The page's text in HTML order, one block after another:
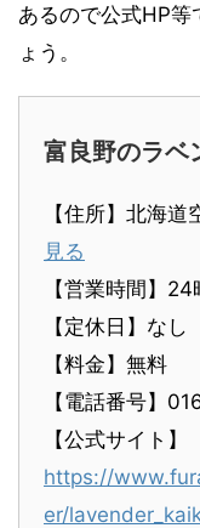
あるので公式HP等
ょう。
富良野のラベ
【住所】北海
見る
【営業時間】24
【定休日】なし
【料金】無料
【電話番号】
【公式サイト】
https://
er/